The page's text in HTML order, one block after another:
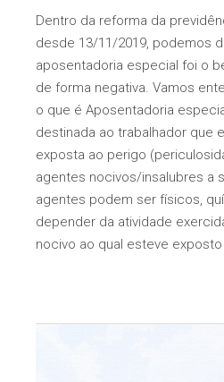
Dentro da reforma da
desde 13/11/2019, podemos
aposentadoria especial foi o
de forma negativa. Vamos
o que é Aposentadoria
destinada ao trabalhador que
exposta ao perigo
agentes nocivos/insalubres a
agentes podem ser físicos,
depender da atividade
nocivo ao qual esteve